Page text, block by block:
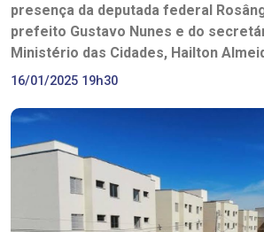
presença da deputada federal
prefeito Gustavo Nunes e do
Ministério das Cidades, Hailton
16/01/2025 19h30